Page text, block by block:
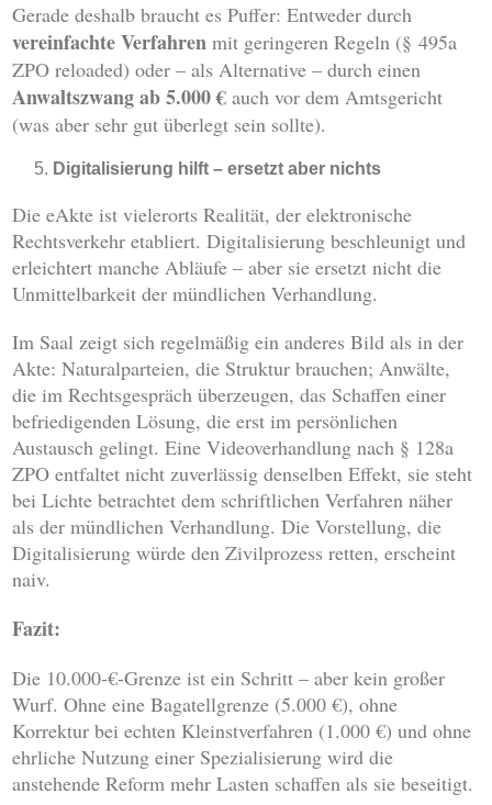
Gerade deshalb braucht es Puffer: Entweder durch
vereinfachte Verfahren mit geringeren Regeln (§ 495a
ZPO reloaded) oder – als Alternative – durch einen
Anwaltszwang ab 5.000 € auch vor dem Amtsgericht
(was aber sehr gut überlegt sein sollte).
Digitalisierung hilft – ersetzt aber nichts
Die eAkte ist vielerorts Realität, der elektronische
Rechtsverkehr etabliert. Digitalisierung beschleunigt und
erleichtert manche Abläufe – aber sie ersetzt nicht die
Unmittelbarkeit der mündlichen Verhandlung.
Im Saal zeigt sich regelmäßig ein anderes Bild als in der
Akte: Naturalparteien, die Struktur brauchen; Anwälte,
die im Rechtsgespräch überzeugen, das Schaffen einer
befriedigenden Lösung, die erst im persönlichen
Austausch gelingt. Eine Videoverhandlung nach § 128a
ZPO entfaltet nicht zuverlässig denselben Effekt, sie steht
bei Lichte betrachtet dem schriftlichen Verfahren näher
als der mündlichen Verhandlung. Die Vorstellung, die
Digitalisierung würde den Zivilprozess retten, erscheint
naiv.
Fazit:
Die 10.000-€-Grenze ist ein Schritt – aber kein großer
Wurf. Ohne eine Bagatellgrenze (5.000 €), ohne
Korrektur bei echten Kleinstverfahren (1.000 €) und ohne
ehrliche Nutzung einer Spezialisierung wird die
anstehende Reform mehr Lasten schaffen als sie beseitigt.